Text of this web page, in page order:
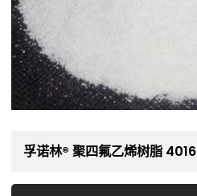
孚诺林® 聚四氟乙烯树脂 4016